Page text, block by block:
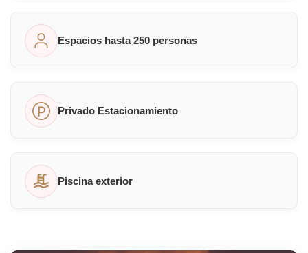
Espacios hasta 250 personas
Privado Estacionamiento
Piscina exterior